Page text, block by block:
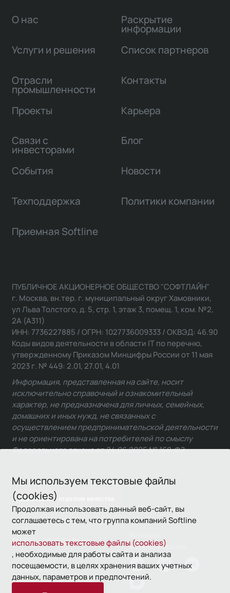
Мы используем текстовые файлы
(cookies)
Продолжая использовать данный веб-сайт, вы
соглашаетесь с тем, что группа компаний Softline
может
использовать текстовые файлы (cookies)
, необходимые для работы сайта и анализа
посещаемости, в целях хранения ваших учетных
данных, параметров и предпочтений.
О нас
Услуги и решения
Отрасли
промышленности
Проекты
Связи с
инвесторами
Раскрытие
информации
Список партнеров
Контакты
Карьера
Блог
События Новости
Техподдержка Политики компании
Приемная Softline
Связаться с отделом качества
ПУБЛИЧНОЕ АКЦИОНЕРНОЕ ОБЩЕСТВО "СОФТЛАЙН"
г. Москва, вн.тер. г. муниципальный округ Хамовники,
ул Льва Толстого, д. 5, стр. 1, этаж 3, помещ. 1, ком. №2,
2А (А311)
ИНН: 7736227885 / ОГРН: 1027736009333 / ОКВЭД: 46.90
Коды видов деятельности в области IT по перечню,
утвержденному Приказом Минцифры России от 11 мая
2023 г. № 449: 2.01, 27.01, 4.01
Информация, представленная на сайте, носит
исключительно справочный и ознакомительный
характер, не предназначена для личных, семейных,
домашних и иных нужд, не связанных с
осуществлением предпринимательской деятельности
и не ориентирована на потребителей по смыслу
Федерального закона от 24.06.2025 № 168-ФЗ.
© 1993—2026 Softline
использования
Политика
конфиденциальности